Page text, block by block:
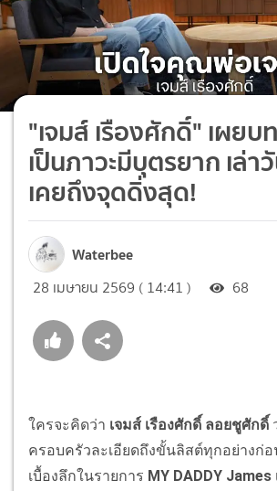
"เจมส์ เรืองศักดิ์" เผยบ
เป็นภาวะมีบุตรยาก เล่
เคยถึงจุดดิ่งสุด!
Waterbee
28 เมษายน 2569 ( 14:41 ) 68
ใครจะคิดว่า เจมส์ เรืองศักดิ์ ลอยชูศักดิ์
ครอบครัวละเอียดถึงขั้นลิสต์ทุกอย่างก่อ
เบื้องลึกในรายการ MY DADDY James